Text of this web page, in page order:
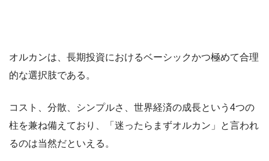
オルカンは、長期投資におけるベーシックかつ極めて合理
的な選択肢である。
コスト、分散、シンプルさ、世界経済の成長という4つの
柱を兼ね備えており、「迷ったらまずオルカン」と言われ
るのは当然だといえる。